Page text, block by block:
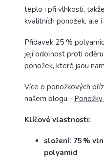
teplo i při vlhkosti,
kvalitních ponožek, ale
Přídavek 25 %
její odolnost proti
ponožek, které jsou
Více o ponožkových
našem blogu -
Klíčové vlastnosti:
složení: 75 %
polyamid